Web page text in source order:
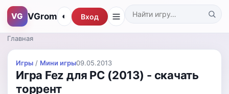
VG VGrom Поиск по каталогу
◐ Вход
Главная
Игры / Мини игры09.05.2013
Игра Fez для PC (2013) - скачать
торрент